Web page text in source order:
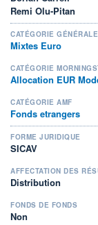
Remi Olu-Pitan
CATÉGORIE GÉNÉRALE
Mixtes Euro
CATÉGORIE
Allocation EUR
CATÉGORIE AMF
Fonds etrangers
FORME JURIDIQUE
SICAV
AFFECTATION DES
Distribution
FONDS DE FONDS
Non